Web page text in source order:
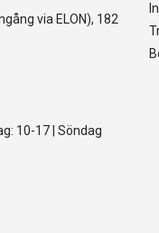
via ELON), 182
10-17 | Söndag